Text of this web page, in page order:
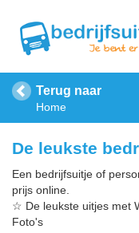
Terug naar
Home
De leukste
Een bedrijfsuitje of
prijs online.
☆ De leukste uitjes met
Foto's